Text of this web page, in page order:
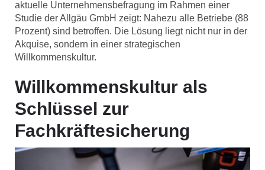
aktuelle Unternehmensbefragung im Rahmen einer
Studie der Allgäu GmbH zeigt: Nahezu alle Betriebe (88
Prozent) sind betroffen. Die Lösung liegt nicht nur in der
Akquise, sondern in einer strategischen
Willkommenskultur.
Willkommenskultur als
Schlüssel zur
Fachkräftesicherung